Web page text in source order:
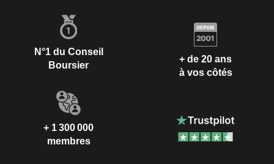
N°1 du Conseil
Boursier
+ de 20 ans
à vos côtés
+ 1 300 000
membres